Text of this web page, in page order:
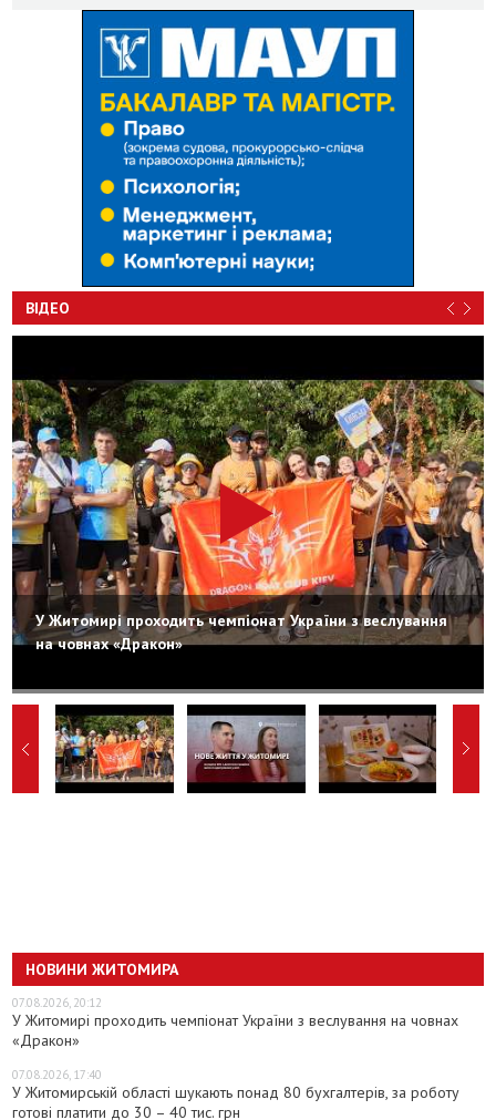
ВІДЕО
У Житомирі проходить чемпіонат України з веслування
на човнах «Дракон»
НОВИНИ ЖИТОМИРА
07.08.2026, 20:12
У Житомирі проходить чемпіонат України з веслування на човнах
«Дракон»
07.08.2026, 17:40
У Житомирській області шукають понад 80 бухгалтерів, за роботу
готові платити до 30 – 40 тис. грн